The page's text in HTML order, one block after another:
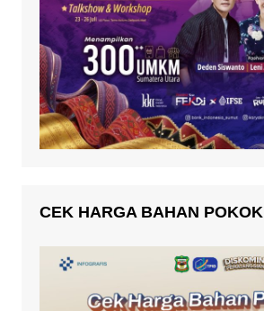
CEK HARGA BAHAN POKOK